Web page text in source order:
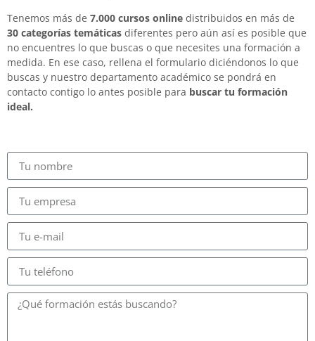
Tenemos más de 7.000 cursos online distribuidos en más de
30 categorías temáticas diferentes pero aún así es posible que
no encuentres lo que buscas o que necesites una formación a
medida. En ese caso, rellena el formulario diciéndonos lo que
buscas y nuestro departamento académico se pondrá en
contacto contigo lo antes posible para buscar tu formación
ideal.